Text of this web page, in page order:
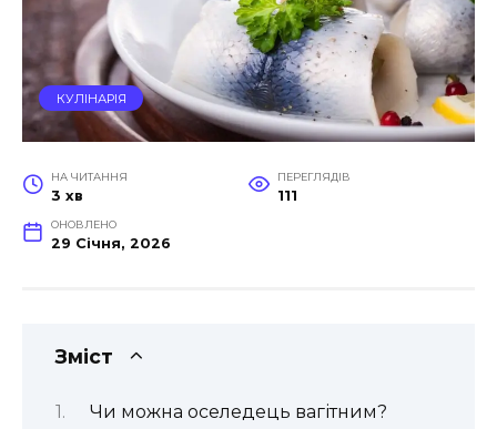
КУЛІНАРІЯ
НА ЧИТАННЯ
3 хв
ПЕРЕГЛЯДІВ
111
ОНОВЛЕНО
29 Січня, 2026
Зміст
Чи можна оселедець вагітним?